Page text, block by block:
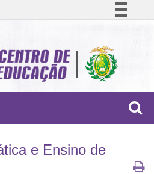
Comunica BR
Participe
Acesso à informação
e Ensino de